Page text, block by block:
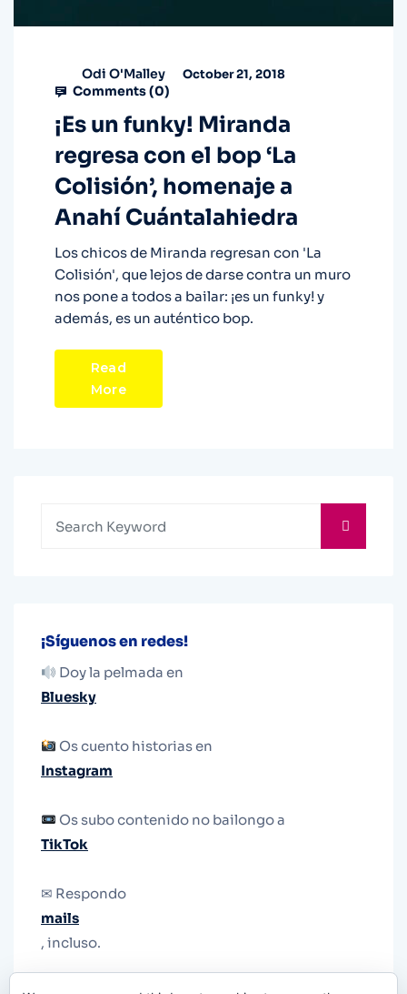
Odi O'Malley October 21, 2018
Comments (0)
¡Es un funky! Miranda
regresa con el bop ‘La
Colisión’, homenaje a
Anahí Cuántalahiedra
Los chicos de Miranda regresan con 'La
Colisión', que lejos de darse contra un muro
nos pone a todos a bailar: ¡es un funky! y
además, es un auténtico bop.
Read
More
¡Síguenos en redes!
Doy la pelmada en
Bluesky
Os cuento historias en
Instagram
Os subo contenido no bailongo a
TikTok
✉ Respondo
mails
, incluso.